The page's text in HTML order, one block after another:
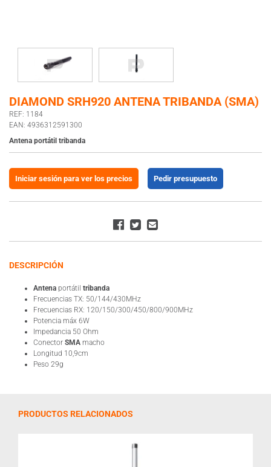
DIAMOND SRH920 ANTENA TRIBANDA (SMA)
REF: 1184
EAN: 4936312591300
Antena portátil tribanda
Iniciar sesión para ver los precios Pedir presupuesto
DESCRIPCIÓN
Antena portátil tribanda
Frecuencias TX: 50/144/430MHz
Frecuencias RX: 120/150/300/450/800/900MHz
Potencia máx 6W
Impedancia 50 Ohm
Conector SMA macho
Longitud 10,9cm
Peso 29g
PRODUCTOS RELACIONADOS